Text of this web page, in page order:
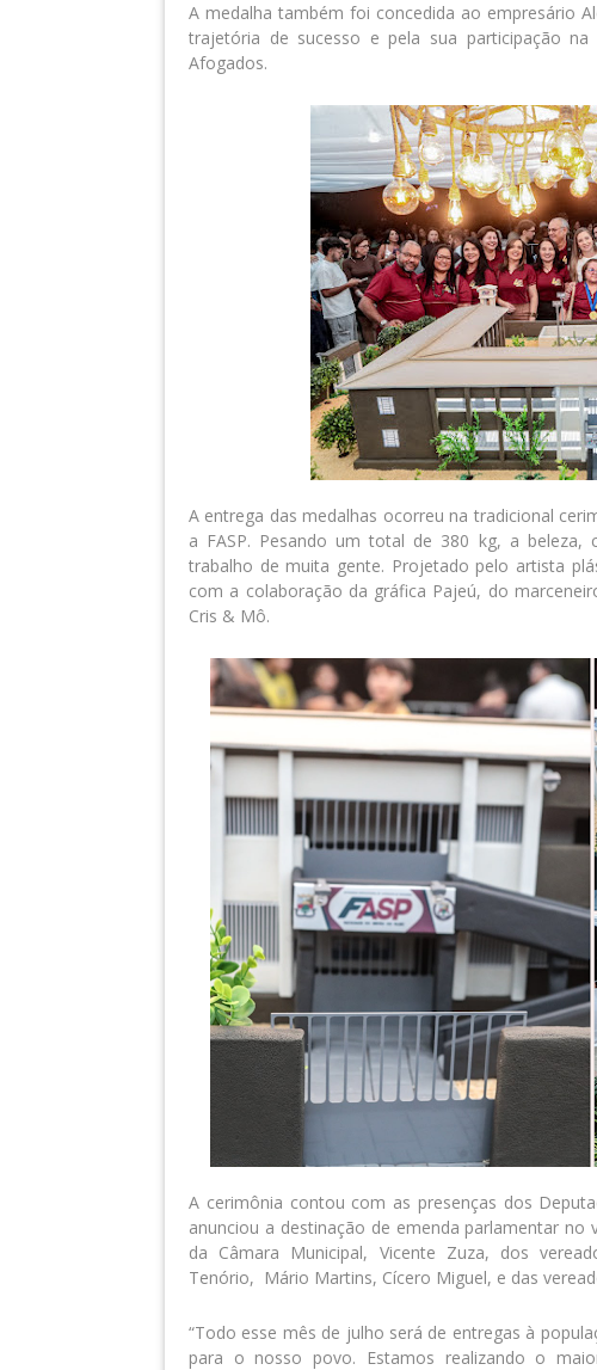
A medalha também foi concedida ao empresário
trajetória de sucesso e pela sua participação
Afogados.
A entrega das medalhas ocorreu na tradicional
a FASP. Pesando um total de 380 kg, a
trabalho de muita gente. Projetado pelo artista
com a colaboração da gráfica Pajeú, do
Cris & Mô.
A cerimônia contou com as presenças dos
anunciou a destinação de emenda parlamentar
da Câmara Municipal, Vicente Zuza, dos
Tenório, Mário Martins, Cícero Miguel, e das
“Todo esse mês de julho será de entregas à
para o nosso povo. Estamos realizando o